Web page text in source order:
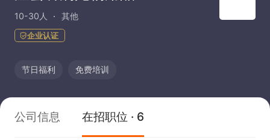
10-30人 其他
企业认证
节日福利 免费培训
公司信息 在招职位 · 6